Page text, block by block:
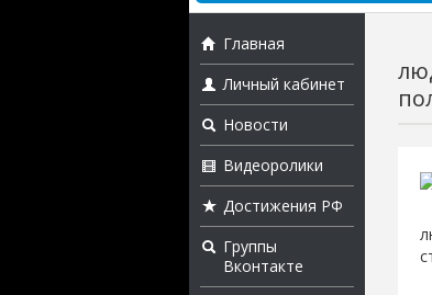
Главная
Личный кабинет
Новости
Видеоролики
Достижения РФ
Группы
Вконтакте